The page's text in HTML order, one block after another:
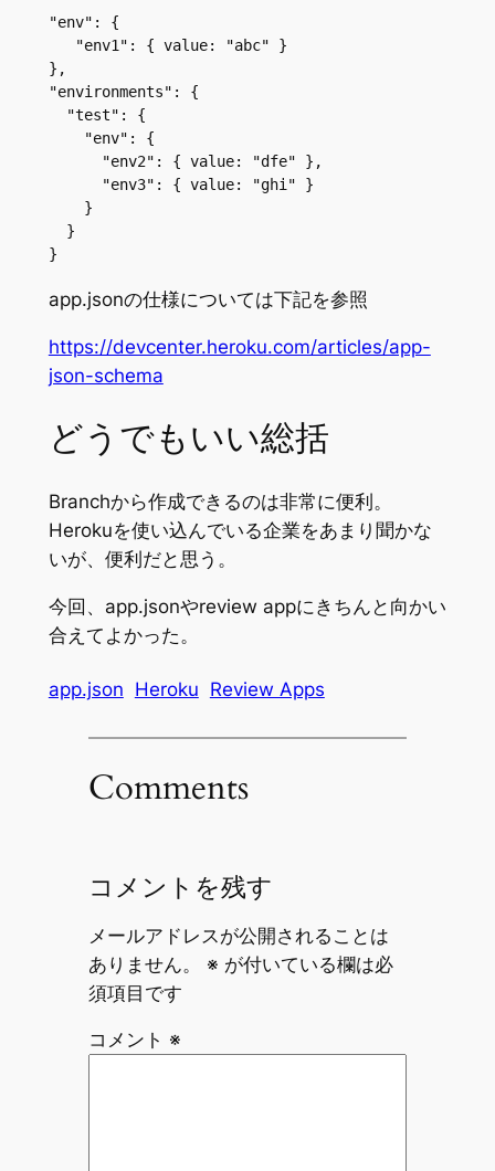
"env": {
},
"environments": {
}
app.jsonの仕様については下記を参照
https://devcenter.heroku.com/articles/app-
json-schema
どうでもいい総括
Branchから作成できるのは非常に便利。
Herokuを使い込んでいる企業をあまり聞かな
いが、便利だと思う。
今回、app.jsonやreview appにきちんと向かい
合えてよかった。
app.json Heroku Review Apps
Comments
コメントを残す
メールアドレスが公開されることは
ありません。
※ が付いている欄は必
須項目です
コメント ※